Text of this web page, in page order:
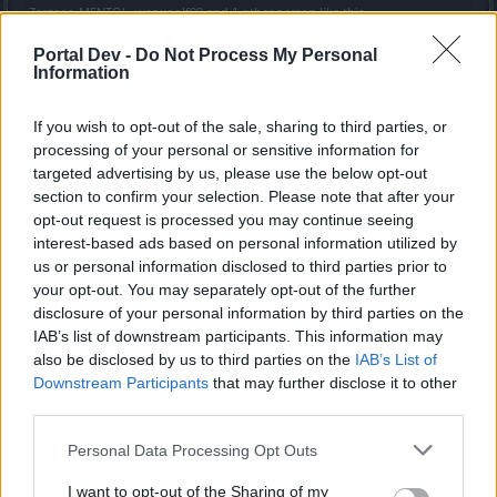
Portal Dev - Do Not Process My Personal
Information
If you wish to opt-out of the sale, sharing to third parties, or
processing of your personal or sensitive information for
targeted advertising by us, please use the below opt-out
section to confirm your selection. Please note that after your
opt-out request is processed you may continue seeing
interest-based ads based on personal information utilized by
us or personal information disclosed to third parties prior to
your opt-out. You may separately opt-out of the further
disclosure of your personal information by third parties on the
IAB’s list of downstream participants. This information may
also be disclosed by us to third parties on the IAB’s List of
Downstream Participants that may further disclose it to other
Personal Data Processing Opt Outs
I want to opt-out of the Sharing of my
Zargeor,MENTOL,warwoolf99and1 other personlike this.
спс. вам всем за обсуждение, использования вами
тонны букв. из всего описанного понятно две вещи.
1. всех постараются сравнять и перемешать, топов с
хвостами.
2. глифы и только глифы, смогут удержать ваши
позиции топовые, если они есть конечно.
и споры о крафте что и как? не думаю что будет что-то
сложно. чертеж добываете и все. и каждые пять
конечно если состоится релиз.
Nov 10, 2020